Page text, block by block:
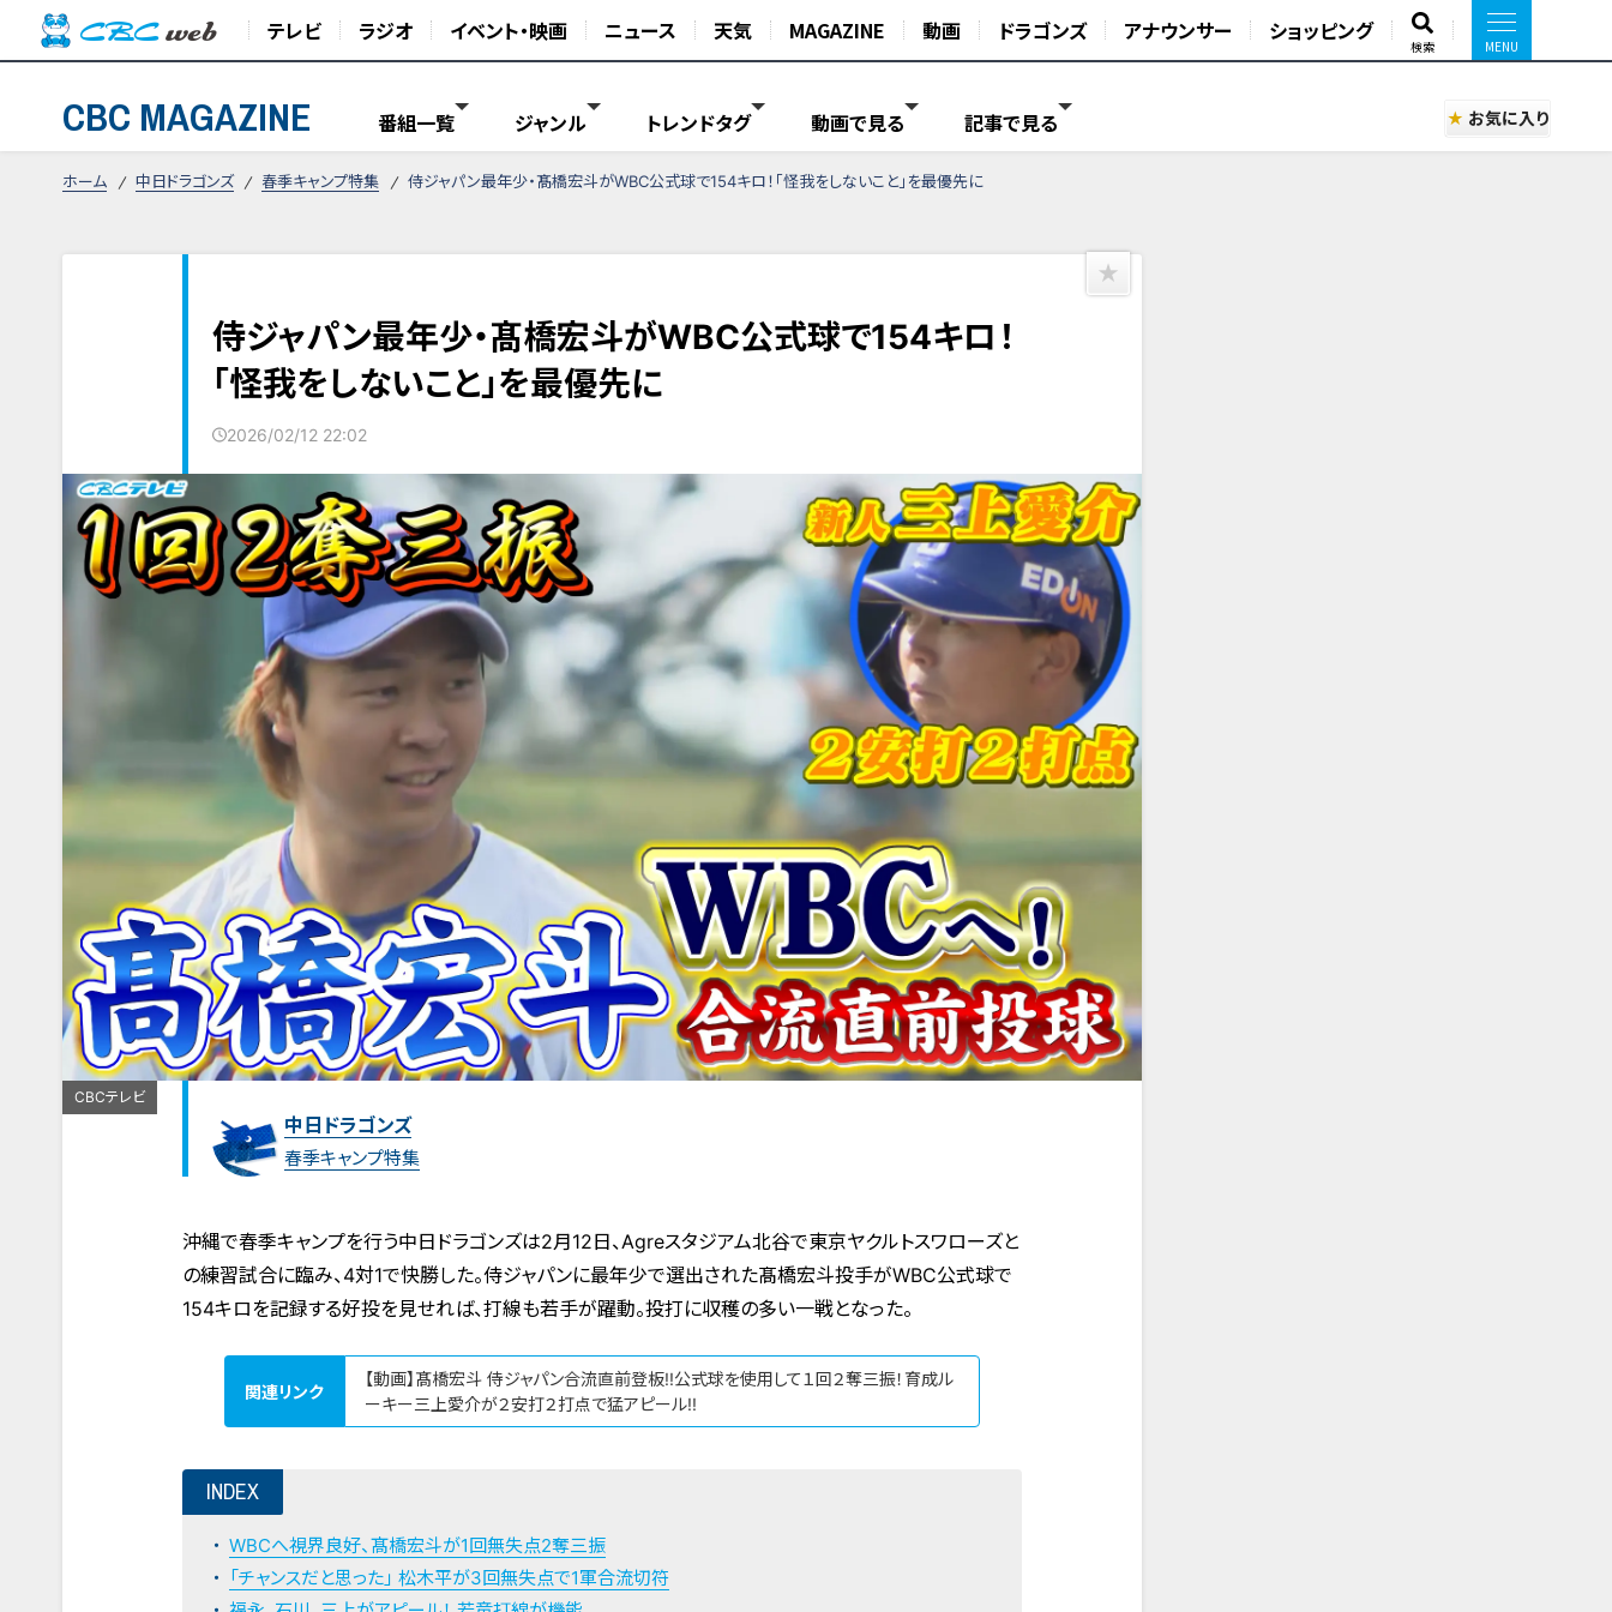
テレビ ラジオ イベント・映画 ニュース 天気 MAGAZINE 動画 ドラゴンズ アナウンサー ショッピング
検索
CBC MAGAZINE 番組一覧 ジャンル トレンドタグ 動画で見る 記事で見る お気に入り
ホーム 中日ドラゴンズ 春季キャンプ特集 侍ジャパン最年少・髙橋宏斗がWBC公式球で154キロ！「怪我をしないこと」を最優先に
侍ジャパン最年少・髙橋宏斗がWBC公式球で154キロ！
「怪我をしないこと」を最優先に
2026/02/12 22:02
CBCテレビ
中日ドラゴンズ
春季キャンプ特集
沖縄で春季キャンプを行う中日ドラゴンズは2月12日、Agreスタジアム北谷で東京ヤクルトスワローズと
の練習試合に臨み、4対1で快勝した。侍ジャパンに最年少で選出された髙橋宏斗投手がWBC公式球で
154キロを記録する好投を見せれば、打線も若手が躍動。投打に収穫の多い一戦となった。
関連リンク
【動画】髙橋宏斗 侍ジャパン合流直前登板!!公式球を使用して１回２奪三振！育成ル
ーキー三上愛介が２安打２打点で猛アピール!!
INDEX
WBCへ視界良好、髙橋宏斗が1回無失点2奪三振
「チャンスだと思った」 松木平が3回無失点で1軍合流切符